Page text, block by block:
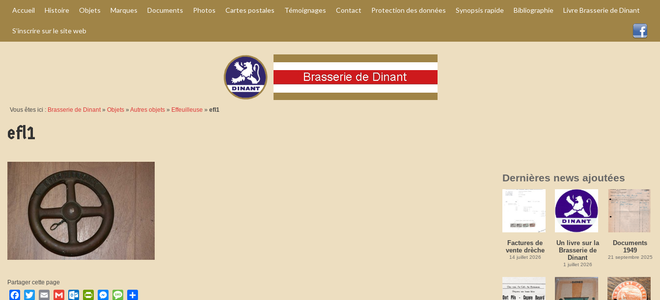
Accueil Histoire Objets Marques Documents Photos Cartes postales Témoignages Contact Protection des données Synopsis rapide Bibliographie Livre Brasserie de Dinant
S’inscrire sur le site web
Vous êtes ici : Brasserie de Dinant» Objets » Autres objets » Effeuilleuse » efl1
efl1
Partager cette page
Facebook
TwitterEmail GmailOutlook.com
PrintFriendly
Messenger
Message
Dernières news ajoutées
Factures de
vente drèche
14 juillet 2026
Un livre sur la
Brasserie de
Dinant
1 juillet 2026
Documents
1949
21 septembre 2025